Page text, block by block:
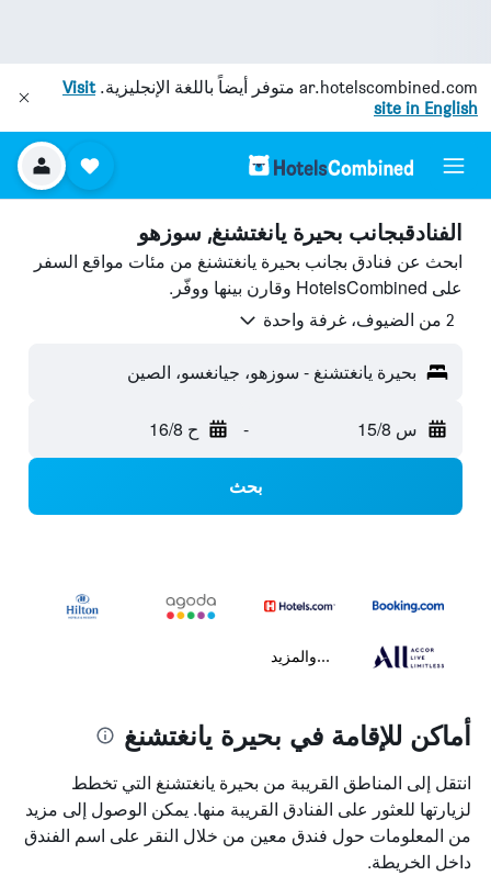
ar.hotelscombined.com متوفر أيضاً باللغة الإنجليزية.Visit
site in English
الفنادقبجانب بحيرة يانغتشنغ, سوزهو
ابحث عن فنادق بجانب بحيرة يانغتشنغ من مئات مواقع السفر
على HotelsCombined وقارن بينها ووفّر.
2 من الضيوف، غرفة واحدة
بحيرة يانغتشنغ - سوزهو، جيانغسو، الصين
س 15/8 - ح 16/8
بحث
...والمزيد
أماكن للإقامة في بحيرة يانغتشنغ
انتقل إلى المناطق القريبة من بحيرة يانغتشنغ التي تخطط
لزيارتها للعثور على الفنادق القريبة منها. يمكن الوصول إلى مزيد
من المعلومات حول فندق معين من خلال النقر على اسم الفندق
داخل الخريطة.